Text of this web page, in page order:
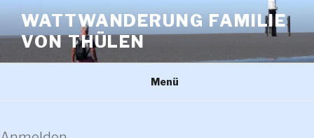
Inhalt
springen
WATTWANDERUNG FAMILIE
VON THÜLEN
Menü